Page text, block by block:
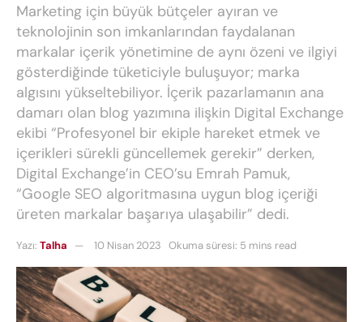
Marketing için büyük bütçeler ayıran ve
teknolojinin son imkanlarından faydalanan
markalar içerik yönetimine de aynı özeni ve ilgiyi
gösterdiğinde tüketiciyle buluşuyor; marka
algısını yükseltebiliyor. İçerik pazarlamanın ana
damarı olan blog yazımına ilişkin Digital Exchange
ekibi “Profesyonel bir ekiple hareket etmek ve
içerikleri sürekli güncellemek gerekir” derken,
Digital Exchange’in CEO’su Emrah Pamuk,
“Google SEO algoritmasına uygun blog içeriği
üreten markalar başarıya ulaşabilir” dedi.
Yazı: Talha 10 Nisan 2023 Okuma süresi: 5 mins read